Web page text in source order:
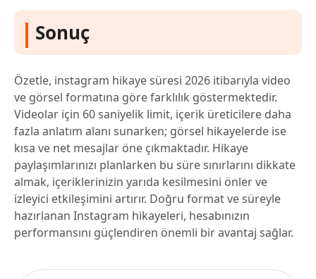
Sonuç
Özetle, instagram hikaye süresi 2026 itibarıyla video
ve görsel formatına göre farklılık göstermektedir.
Videolar için 60 saniyelik limit, içerik üreticilere daha
fazla anlatım alanı sunarken; görsel hikayelerde ise
kısa ve net mesajlar öne çıkmaktadır. Hikaye
paylaşımlarınızı planlarken bu süre sınırlarını dikkate
almak, içeriklerinizin yarıda kesilmesini önler ve
izleyici etkileşimini artırır. Doğru format ve süreyle
hazırlanan Instagram hikayeleri, hesabınızın
performansını güçlendiren önemli bir avantaj sağlar.